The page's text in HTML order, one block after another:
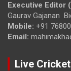
Executive Editor
Gaurav Gajanan
Mobile: +91
Email:
Live